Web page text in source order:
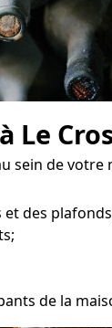
Le
de
des
de la